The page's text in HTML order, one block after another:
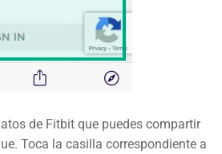
de Fitbit que puedes compartir
Toca la casilla correspondiente a